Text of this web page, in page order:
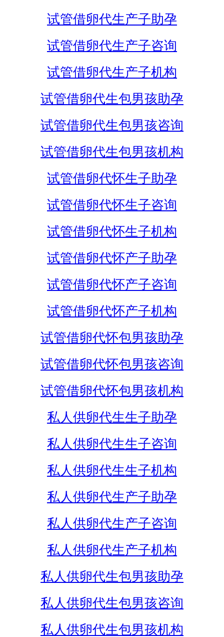
试管借卵代生产子助孕
试管借卵代生产子咨询
试管借卵代生产子机构
试管借卵代生包男孩助孕
试管借卵代生包男孩咨询
试管借卵代生包男孩机构
试管借卵代怀生子助孕
试管借卵代怀生子咨询
试管借卵代怀生子机构
试管借卵代怀产子助孕
试管借卵代怀产子咨询
试管借卵代怀产子机构
试管借卵代怀包男孩助孕
试管借卵代怀包男孩咨询
试管借卵代怀包男孩机构
私人供卵代生生子助孕
私人供卵代生生子咨询
私人供卵代生生子机构
私人供卵代生产子助孕
私人供卵代生产子咨询
私人供卵代生产子机构
私人供卵代生包男孩助孕
私人供卵代生包男孩咨询
私人供卵代生包男孩机构